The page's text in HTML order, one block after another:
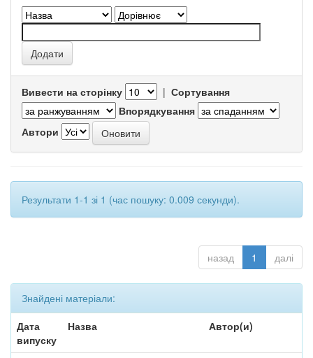
Вивести на сторінку | Сортування
Впорядкування
Автори
Результати 1-1 зі 1 (час пошуку: 0.009 секунди).
назад 1 далі
Знайдені матеріали:
Дата
випуску
Назва Автор(и)